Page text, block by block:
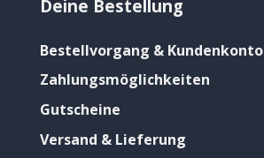
Deine Bestellung
Bestellvorgang & Kundenkonto
Zahlungsmöglichkeiten
Gutscheine
Versand & Lieferung